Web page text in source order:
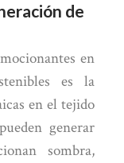
de
en
es la
en el tejido
generar
sombra,